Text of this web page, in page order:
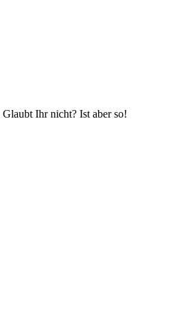
Ihr nicht? Ist aber so!